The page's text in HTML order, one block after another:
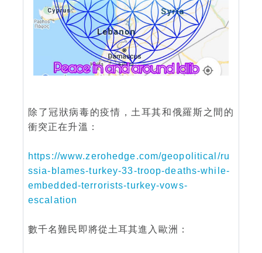
除了冠狀病毒的疫情，土耳其和俄羅斯之間的
衝突正在升溫：
https://www.zerohedge.com/geopolitical/ru
ssia-blames-turkey-33-troop-deaths-while-
embedded-terrorists-turkey-vows-
escalation
數千名難民即將從土耳其進入歐洲：